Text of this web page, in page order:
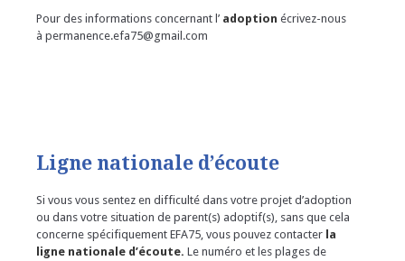
Pour des informations concernant l’ adoption écrivez-nous
à permanence.efa75@gmail.com
Ligne nationale d’écoute
Si vous vous sentez en difficulté dans votre projet d’adoption
ou dans votre situation de parent(s) adoptif(s), sans que cela
concerne spécifiquement EFA75, vous pouvez contacter la
ligne nationale d’écoute. Le numéro et les plages de